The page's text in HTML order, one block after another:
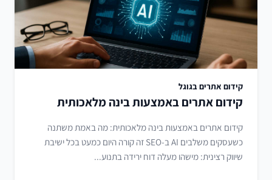
קידום אתרים בגוגל
קידום אתרים באמצעות בינה מלאכותית
קידום אתרים באמצעות בינה מלאכותית: מה באמת משתנה
כשעסקים משלבים AI ב-SEO זה קורה היום כמעט בכל ישיבת
שיווק רצינית: מישהו מעלה דוח ירידה בתנוע...